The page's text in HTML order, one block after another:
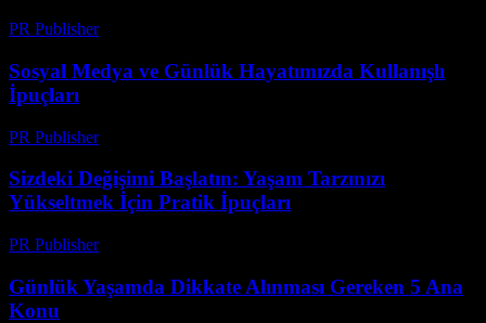
PR Publisher-
Sosyal Medya ve Günlük Hayatımızda Kullanışlı
İpuçları
PR Publisher-
Sizdeki Değişimi Başlatın: Yaşam Tarzınızı
Yükseltmek İçin Pratik İpuçları
PR Publisher-
Günlük Yaşamda Dikkate Alınması Gereken 5 Ana
Konu